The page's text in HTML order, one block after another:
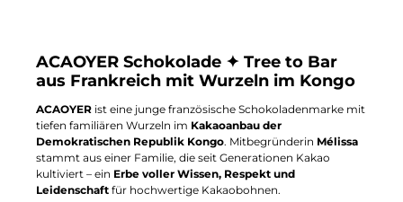
ACAOYER Schokolade ✦ Tree to Bar
aus Frankreich mit Wurzeln im Kongo
ACAOYER ist eine junge französische Schokoladenmarke mit
tiefen familiären Wurzeln im Kakaoanbau der
Demokratischen Republik Kongo. Mitbegründerin Mélissa
stammt aus einer Familie, die seit Generationen Kakao
kultiviert – ein Erbe voller Wissen, Respekt und
Leidenschaft für hochwertige Kakaobohnen.